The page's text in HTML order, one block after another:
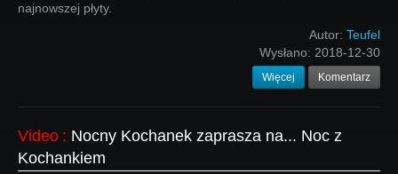
najnowszej płyty.
Autor: Teufel
Wysłano: 2018-12-30
Więcej Komentarz
Video : Nocny Kochanek zaprasza na... Noc z
Kochankiem